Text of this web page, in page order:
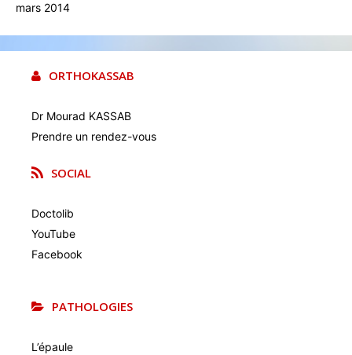
mars 2014
ORTHOKASSAB
Dr Mourad KASSAB
Prendre un rendez-vous
SOCIAL
Doctolib
YouTube
Facebook
PATHOLOGIES
L’épaule